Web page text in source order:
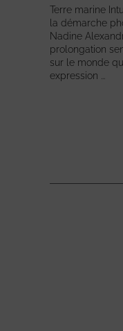
Terre marine
la démarche
Nadine
prolongation
sur le monde
expression ...